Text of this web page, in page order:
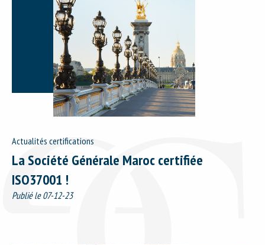
Actualités certifications
La Société Générale Maroc certifiée
ISO37001 !
Publié le 07-12-23